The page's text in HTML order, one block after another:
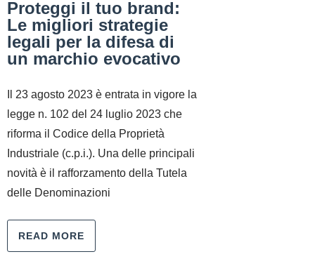
Proteggi il tuo brand:
Le migliori strategie
legali per la difesa di
un marchio evocativo
Il 23 agosto 2023 è entrata in vigore la
legge n. 102 del 24 luglio 2023 che
riforma il Codice della Proprietà
Industriale (c.p.i.). Una delle principali
novità è il rafforzamento della Tutela
delle Denominazioni
READ MORE